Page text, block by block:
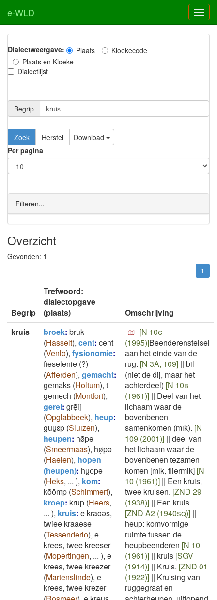
e-WLD
Dialectweergave: Plaats
Kloekecode
Plaats en Kloeke
Dialectlijst
Begrip
Zoek Herstel
Download
Per pagina
Filteren...
Overzicht
Gevonden: 1
1
Begrip
Trefwoord:
dialectopgave
(plaats)
Omschrijving
kruis
broek: bruk
(Hasselt), cent: cent
(Venlo), fysionomie:
fieselenie (?)
(Afferden), gemacht:
gemaks (Holtum), t
gemech (Montfort),
gerei: grēͅij
(Opglabbeek), heup:
guu̯ɛp (Sluizen),
heupen: hø̄pǝ
(Smeermaas), hø̜̄pǝ
(Haelen), hopen
(heupen): hu̯opǝ
(Heks, ... ), kom:
kōōmp (Schimmert),
kroep: krup (Heers,
... ), kruis: e kraoəs,
twieə kraaəse
(Tessenderlo), e
krees, twee kreeser
(Mopertingen, ... ), e
krees, twee kreezer
(Martenslinde), e
krees, twee krezer
[N 10c
(1995)]Beenderenstelsel
aan het einde van de
rug. [N 3A, 109] || bil
(niet de dij, maar het
achterdeel) [N 10b
(1961)] || Deel van het
lichaam waar de
bovenbenen
samenkomen (mik). [N
109 (2001)] || deel van
het lichaam waar de
bovenbenen tezamen
komen [mik, fliermik] [N
10 (1961)] || Een kruis,
twee kruisen. [ZND 29
(1938)] || Een kruis.
[ZND A2 (1940sq)] ||
heup: komvormige
ruimte tussen de
heupbeenderen [N 10
(1961)] || kruis [SGV
(1914)] || Kruis. [ZND 01
(1922)] || Kruising van
ruggegraat en